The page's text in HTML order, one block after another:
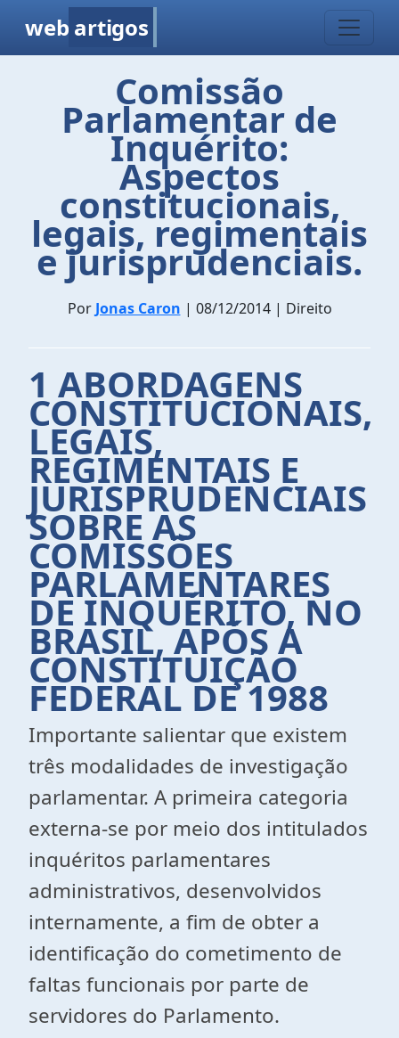
web artigos
Comissão
Parlamentar de
Inquérito:
Aspectos
constitucionais,
legais, regimentais
e jurisprudenciais.
Por Jonas Caron | 08/12/2014 | Direito
1 ABORDAGENS
CONSTITUCIONAIS,
LEGAIS,
REGIMENTAIS E
JURISPRUDENCIAIS
SOBRE AS
COMISSÕES
PARLAMENTARES
DE INQUÉRITO, NO
BRASIL, APÓS A
CONSTITUIÇÃO
FEDERAL DE 1988
Importante salientar que existem
três modalidades de investigação
parlamentar. A primeira categoria
externa-se por meio dos intitulados
inquéritos parlamentares
administrativos, desenvolvidos
internamente, a fim de obter a
identificação do cometimento de
faltas funcionais por parte de
servidores do Parlamento.